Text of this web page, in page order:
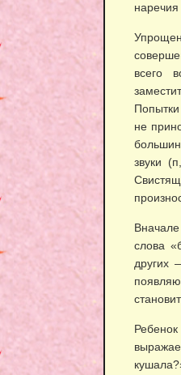
наречия
всего
не
звуки
слова
других